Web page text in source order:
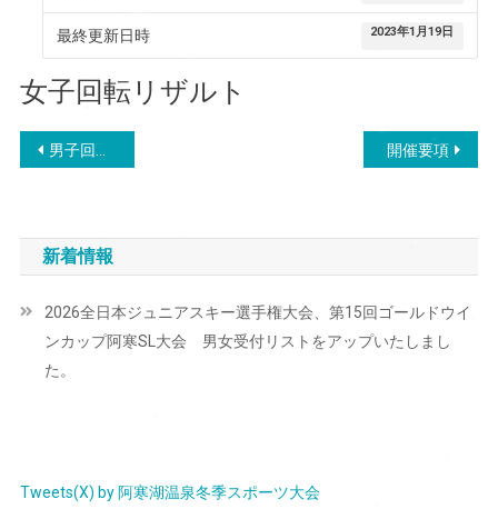
最終更新日時 2023年1月19日
女子回転リザルト
投
ナ
ビ
ゲ
ー
ン
男子回転リザルト 開催要項
新着情報
2026全日本ジュニアスキー選手権大会、第15回ゴールドウイ
ンカップ阿寒SL大会 男女受付リストをアップいたしまし
た。
Tweets(X) by 阿寒湖温泉冬季スポーツ大会